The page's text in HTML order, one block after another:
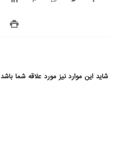
شاید این موارد نیز مورد علاقه شما باشد